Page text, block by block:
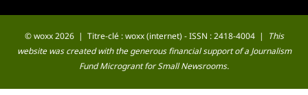
© woxx 2026 | Titre-clé : woxx (internet) - ISSN : 2418-4004 |
This
website was created with the generous financial support of a Journalism
Fund Microgrant for Small Newsrooms.